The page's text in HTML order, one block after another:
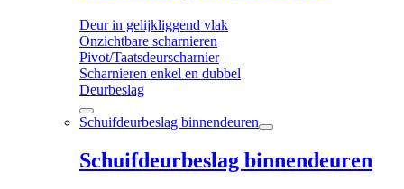
Deur in gelijkliggend vlak
Onzichtbare scharnieren
Pivot/Taatsdeurscharnier
Scharnieren enkel en dubbel
Deurbeslag
Schuifdeurbeslag binnendeuren
Schuifdeurbeslag binnendeuren